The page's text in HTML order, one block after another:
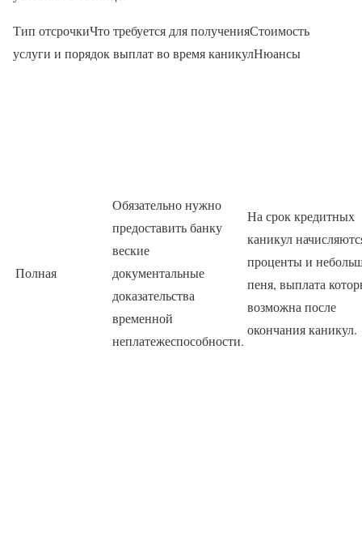
Тип отсрочкиЧто требуется для полученияСтоимость
услуги и порядок выплат во время каникулНюансы
Полная
Обязательно нужно
предоставить банку
веские
документальные
доказательства
временной
неплатежеспособности.
На срок кредитных
каникул
проценты и
пеня, выплата
возможна после
окончания каникул.